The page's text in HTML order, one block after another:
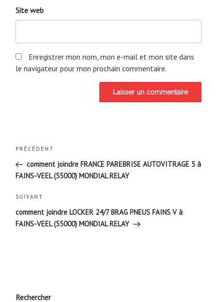
Site web
Enregistrer mon nom, mon e-mail et mon site dans
le navigateur pour mon prochain commentaire.
Navigation
de
l’article
Article
précédent
PRÉCÉDENT
comment joindre FRANCE PAREBRISE AUTOVITRAGE 5 à
FAINS-VEEL (55000) MONDIAL RELAY
Article
suivant
SUIVANT
comment joindre LOCKER 24/7 BRAG PNEUS FAINS V à
FAINS-VEEL (55000) MONDIAL RELAY
Rechercher